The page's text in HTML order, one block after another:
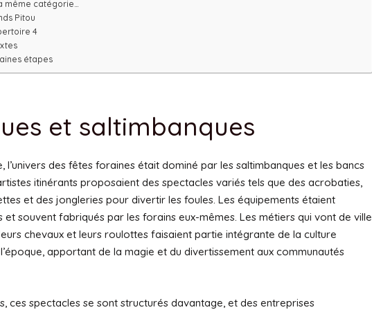
même catégorie…
Pitou
4
étapes
et saltimbanques
l’univers des fêtes foraines était dominé par les saltimbanques et les bancs
itinérants proposaient des spectacles variés tels que des acrobaties,
et des jongleries pour divertir les foules. Les équipements étaient
et souvent fabriqués par les forains eux-mêmes. Les métiers qui vont de ville
chevaux et leurs roulottes faisaient partie intégrante de la culture
apportant de la magie et du divertissement aux communautés
ces spectacles se sont structurés davantage, et des entreprises